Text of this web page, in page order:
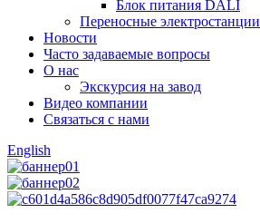
Блок питания DALI
Переносные электростанции
Новости
Часто задаваемые вопросы
О нас
Экскурсия на завод
Видео компании
Связаться с нами
English